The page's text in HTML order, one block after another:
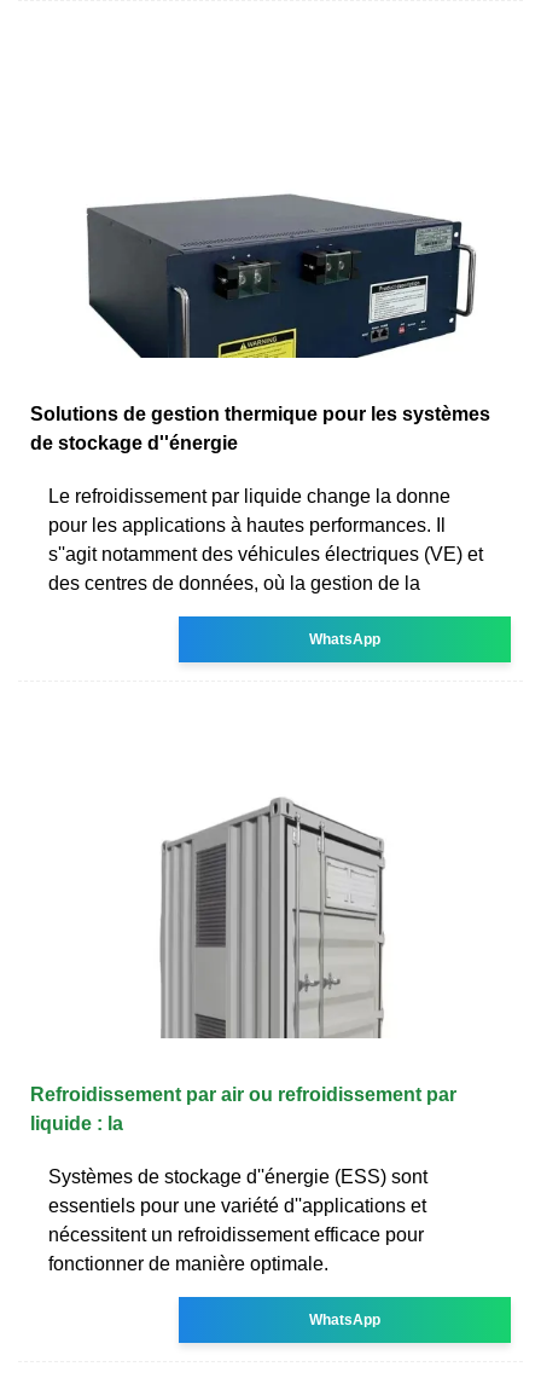
Solutions de gestion thermique pour les systèmes
de stockage d''énergie
Le refroidissement par liquide change la donne
pour les applications à hautes performances. Il
s''agit notamment des véhicules électriques (VE) et
des centres de données, où la gestion de la
WhatsApp
Refroidissement par air ou refroidissement par
liquide : la
Systèmes de stockage d''énergie (ESS) sont
essentiels pour une variété d''applications et
nécessitent un refroidissement efficace pour
fonctionner de manière optimale.
WhatsApp